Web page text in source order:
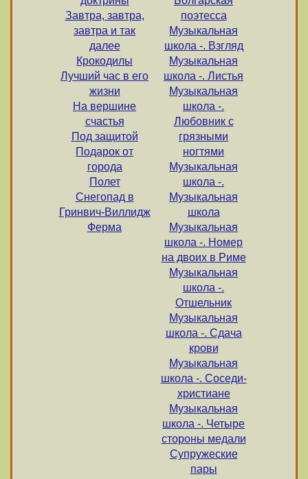
Завтра, завтра,
завтра и так
далее
Крокодилы
Лучший час в его
жизни
На вершине
счастья
Под защитой
Подарок от
города
Полет
Снегопад в
Гринвич-Виллидж
Ферма
поэтесса
Музыкальная
школа -. Взгляд
Музыкальная
школа -. Листья
Музыкальная
школа -.
Любовник с
грязными
ногтями
Музыкальная
школа -.
Музыкальная
школа
Музыкальная
школа -. Номер
на двоих в Риме
Музыкальная
школа -.
Отшельник
Музыкальная
школа -. Сдача
крови
Музыкальная
школа -. Соседи-
христиане
Музыкальная
школа -. Четыре
стороны медали
Супружеские
пары